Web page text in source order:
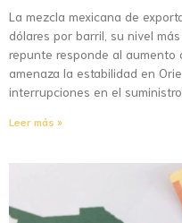
La mezcla mexicana de
dólares por barril, su nivel
repunte responde al aumento
amenaza la estabilidad en
interrupciones en el suministro
Leer más »